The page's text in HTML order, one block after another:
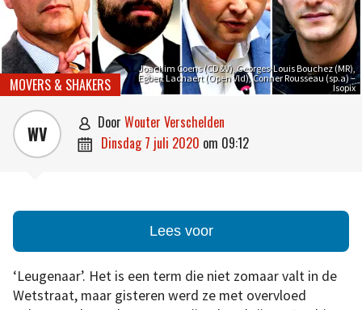
Joachim Coens (CD&V), Georges-Louis Bouchez (MR),
Egbert Lachaert (Open Vld), Conner Rousseau (sp.a) –
Isopix
MOVERS & SHAKERS
WV  door Wouter Verschelden
 dinsdag 7 juli 2020 om 09:12
Lees voor
‘Leugenaar’. Het is een term die niet zomaar valt in de
Wetstraat, maar gisteren werd ze met overvloed